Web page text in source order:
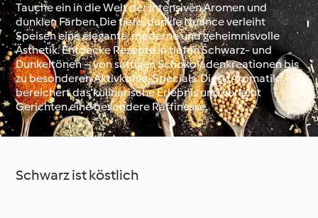
Tauche ein in die Welt der intensiven Aromen und
dunklen Farben. Die tiefe, dunkle Nuance verleiht
Speisen eine elegante, moderne und geheimnisvolle
Ästhetik. Entdecke Rezepte in tiefen Schwarz- und
Dunkeltönen – von saftigen Schokoladenkreationen bis
zu besonderen Aktivkohle-Specials. Diese Aromatik
bereichert das kulinarische Erlebnis und verleiht
Gerichten eine besondere Raffinesse.
Schwarz ist köstlich